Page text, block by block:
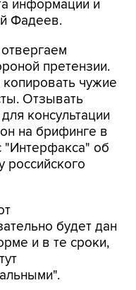
информации и
Фадеев.
претензии.
чужие
Отзывать
консультации
на брифинге в
"Интерфакса" об
российского
будет дан
и в те сроки,